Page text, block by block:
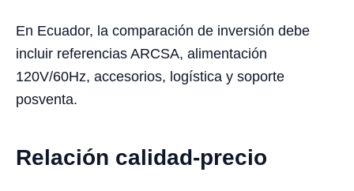
En Ecuador, la comparación de inversión debe
incluir referencias ARCSA, alimentación
120V/60Hz, accesorios, logística y soporte
posventa.
Relación calidad-precio